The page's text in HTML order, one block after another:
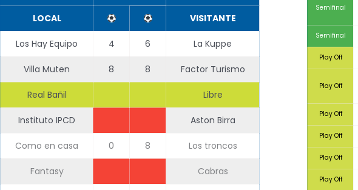
LOCAL VISITANTE
Los Hay Equipo 4 6 La Kuppe
Villa Muten 8 8 Factor Turismo
Real Bañil Libre
Instituto IPCD Aston Birra
Como en casa 0 8 Los troncos
Fantasy Cabras
Semifinal
Semifinal
Play Off
Play Off
Play Off
Play Off
Play Off
Play Off